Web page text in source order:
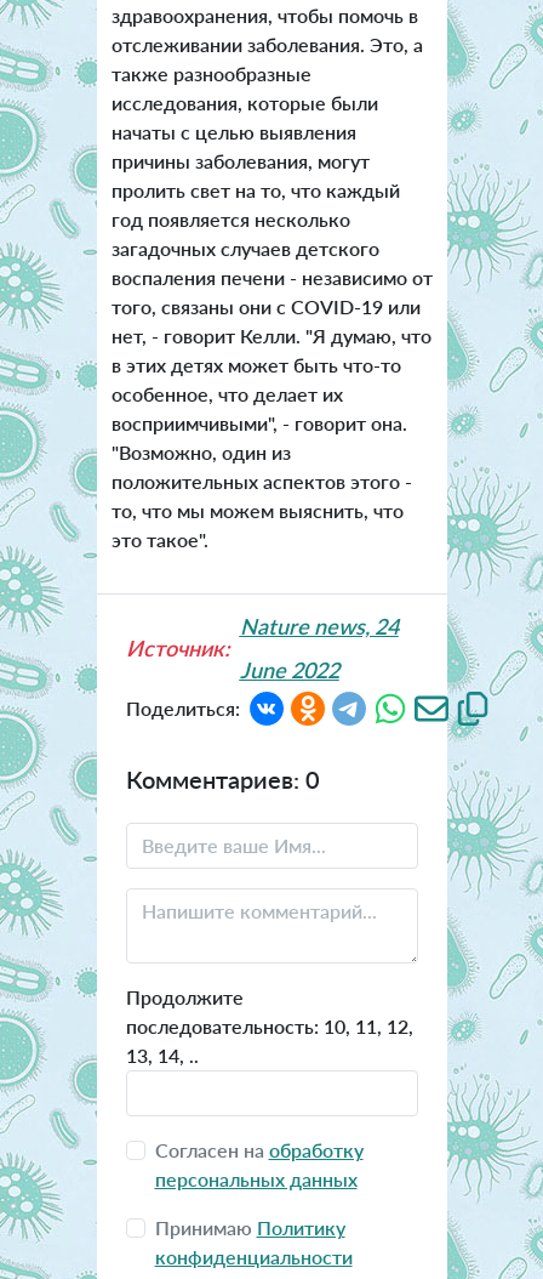
здравоохранения, чтобы помочь в
отслеживании заболевания. Это, а
также разнообразные
исследования, которые были
начаты с целью выявления
причины заболевания, могут
пролить свет на то, что каждый
год появляется несколько
загадочных случаев детского
воспаления печени - независимо от
того, связаны они с COVID-19 или
нет, - говорит Келли. "Я думаю, что
в этих детях может быть что-то
особенное, что делает их
восприимчивыми", - говорит она.
"Возможно, один из
положительных аспектов этого -
то, что мы можем выяснить, что
это такое".
Источник:
Nature news, 24
June 2022
Поделиться:
Комментариев: 0
Продолжите
последовательность: 10, 11, 12,
13, 14, ..
Согласен на обработку
персональных данных
Принимаю Политику
конфиденциальности